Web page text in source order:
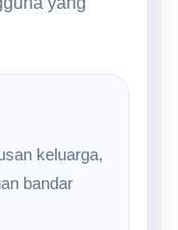
keluarga,
bandar